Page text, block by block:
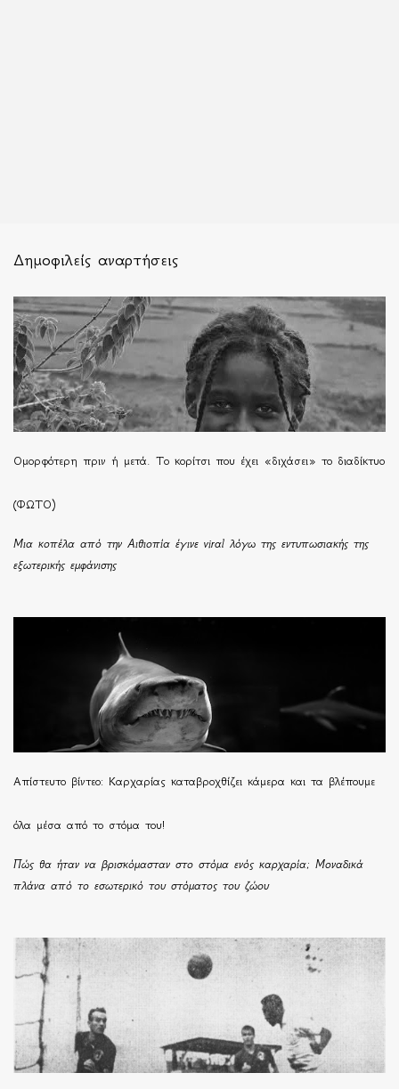
Δημοφιλείς αναρτήσεις
Ομορφότερη πριν ή μετά. Το κορίτσι που έχει «διχάσει» το διαδίκτυο
(ΦΩΤΟ)
Μια κοπέλα από την Αιθιοπία έγινε viral λόγω της εντυπωσιακής της
εξωτερικής εμφάνισης
Απίστευτο βίντεο: Καρχαρίας καταβροχθίζει κάμερα και τα βλέπουμε
όλα μέσα από το στόμα του!
Πώς θα ήταν να βρισκόμασταν στο στόμα ενός καρχαρία; Μοναδικά
πλάνα από το εσωτερικό του στόματος του ζώου